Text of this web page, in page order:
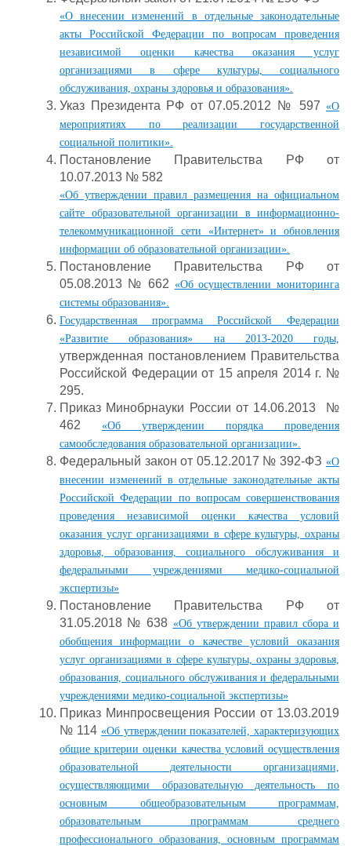
«О внесении изменений в отдельные законодательные
акты Российской Федерации по вопросам проведения
независимой оценки качества оказания услуг
организациями в сфере культуры, социального
обслуживания, охраны здоровья и образования».
Указ Президента РФ от 07.05.2012 № 597 «О
мероприятиях по реализации государственной
социальной политики».
Постановление Правительства РФ от
10.07.2013 № 582
«Об утверждении правил размещения на официальном
сайте образовательной организации в информационно-
телекоммуникационной сети «Интернет» и обновления
информации об образовательной организации».
Постановление Правительства РФ от
05.08.2013 № 662 «Об осуществлении мониторинга
системы образования».
Государственная программа Российской Федерации
«Развитие образования» на 2013-2020 годы,
утвержденная постановлением Правительства
Российской Федерации от 15 апреля 2014 г. №
295.
Приказ Минобрнауки России от 14.06.2013 №
462 «Об утверждении порядка проведения
самообследования образовательной организации».
Федеральный закон от 05.12.2017 № 392-ФЗ «О
внесении изменений в отдельные законодательные акты
Российской Федерации по вопросам совершенствования
проведения независимой оценки качества условий
оказания услуг организациями в сфере культуры, охраны
здоровья, образования, социального обслуживания и
федеральными учреждениями медико-социальной
экспертизы»
Постановление Правительства РФ от
31.05.2018 № 638 «Об утверждении правил сбора и
обобщения информации о качестве условий оказания
услуг организациями в сфере культуры, охраны здоровья,
образования, социального обслуживания и федеральными
учреждениями медико-социальной экспертизы»
Приказ Минпросвещения России от 13.03.2019
№ 114 «Об утверждении показателей, характеризующих
общие критерии оценки качества условий осуществления
образовательной деятельности организациями,
осуществляющими образовательную деятельность по
основным общеобразовательным программам,
образовательным программам среднего
профессионального образования, основным программам